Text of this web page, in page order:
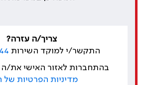
צריך/ה עזרה?
התקשר/י למוקד השירות
בהתחברות לאזור האישי
מדיניות הפרטיות של